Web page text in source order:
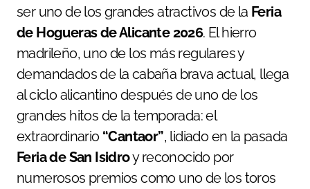
ser uno de los grandes atractivos de la Feria
de Hogueras de Alicante 2026. El hierro
madrileño, uno de los más regulares y
demandados de la cabaña brava actual, llega
al ciclo alicantino después de uno de los
grandes hitos de la temporada: el
extraordinario “Cantaor”, lidiado en la pasada
Feria de San Isidroy reconocido por
numerosos premios como uno de los toros